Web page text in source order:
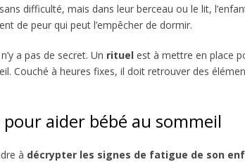
difficulté, mais dans leur berceau ou le lit,
de peur qui peut l’empêcher de dormir.
a pas de secret. Un rituel est à mettre en place
Couché à heures fixes, il doit retrouver des
aider bébé au sommeil
à décrypter les signes de fatigue de son